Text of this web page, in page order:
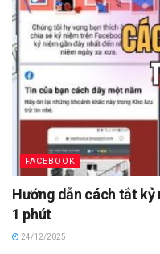
FACEBOOK
Hướng dẫn cách tắt
1 phút
24/12/2025